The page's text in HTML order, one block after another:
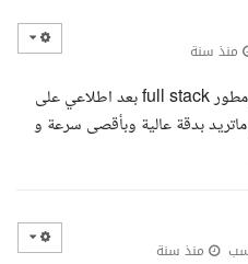
منذ سنة
السلام عليكم أستاذي الكريم انا ماهر مطور full stack بعد اطلاعي على
بدقة عالية وبأقصى سرعة و
منذ سنة